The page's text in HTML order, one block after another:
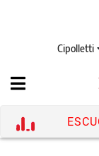
Cipolletti